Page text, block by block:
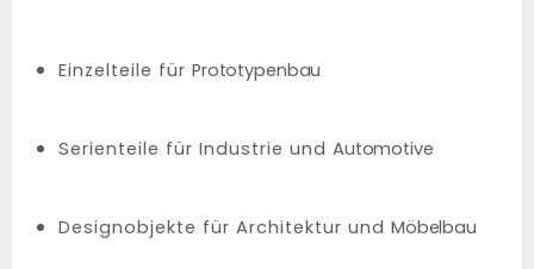
Einzelteile für Prototypenbau
Serienteile für Industrie und Automotive
Designobjekte für Architektur und Möbelbau